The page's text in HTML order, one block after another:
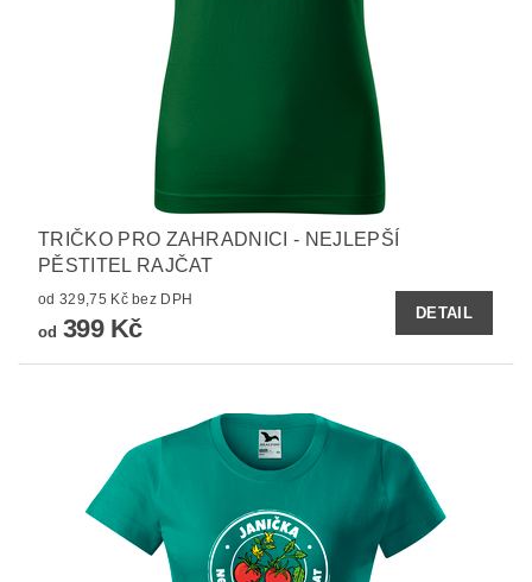
TRIČKO PRO ZAHRADNICI - NEJLEPŠÍ
PĚSTITEL RAJČAT
od 329,75 Kč bez DPH
od 399 Kč
DETAIL